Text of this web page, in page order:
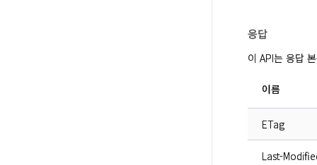
응답
이 API는 응답
이름
ETag
Last-